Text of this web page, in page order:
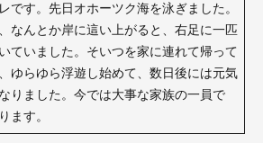
です。先⽇オホーツク海を泳ぎました。
なんとか岸に這い上がると、右⾜に⼀匹
ていました。そいつを家に連れて帰って
ゆらゆら浮遊し始めて、数⽇後には元気
りました。今では⼤事な家族の⼀員で
ます。